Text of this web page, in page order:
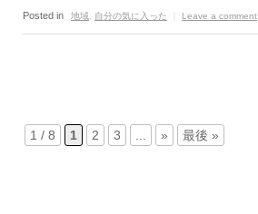
Posted in 地域 自分の気に入った Leave a comment
1 / 8 1 2 3 » 最後 »